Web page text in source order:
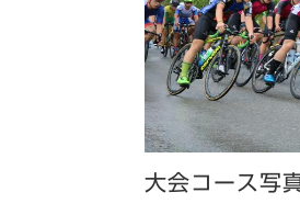
大会コース写